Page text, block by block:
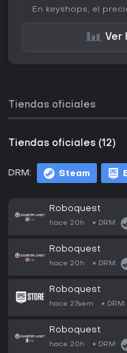
En keyshops, el
Ver
Tiendas oficiales
Tiendas oficiales (12)
DRM: Steam
Roboquest
hace 20h DRM:
Roboquest
hace 20h DRM:
Roboquest
hace 27sem DRM:
Roboquest
hace 20h DRM: